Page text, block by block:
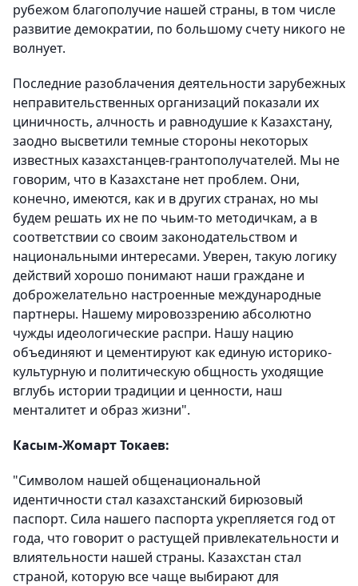
рубежом благополучие нашей страны, в том числе
развитие демократии, по большому счету никого не
волнует.
Последние разоблачения деятельности зарубежных
неправительственных организаций показали их
циничность, алчность и равнодушие к Казахстану,
заодно высветили темные стороны некоторых
известных казахстанцев-грантополучателей. Мы не
говорим, что в Казахстане нет проблем. Они,
конечно, имеются, как и в других странах, но мы
будем решать их не по чьим-то методичкам, а в
соответствии со своим законодательством и
национальными интересами. Уверен, такую логику
действий хорошо понимают наши граждане и
доброжелательно настроенные международные
партнеры. Нашему мировоззрению абсолютно
чужды идеологические распри. Нашу нацию
объединяют и цементируют как единую историко-
культурную и политическую общность уходящие
вглубь истории традиции и ценности, наш
менталитет и образ жизни".
Касым-Жомарт Токаев:
"Символом нашей общенациональной
идентичности стал казахстанский бирюзовый
паспорт. Сила нашего паспорта укрепляется год от
года, что говорит о растущей привлекательности и
влиятельности нашей страны. Казахстан стал
страной, которую все чаще выбирают для